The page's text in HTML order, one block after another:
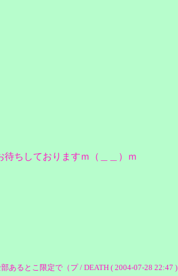
ちしておりますｍ（＿＿）ｍ
るとこ限定で（プ / DEATH ( 2004-07-28 22:47 )